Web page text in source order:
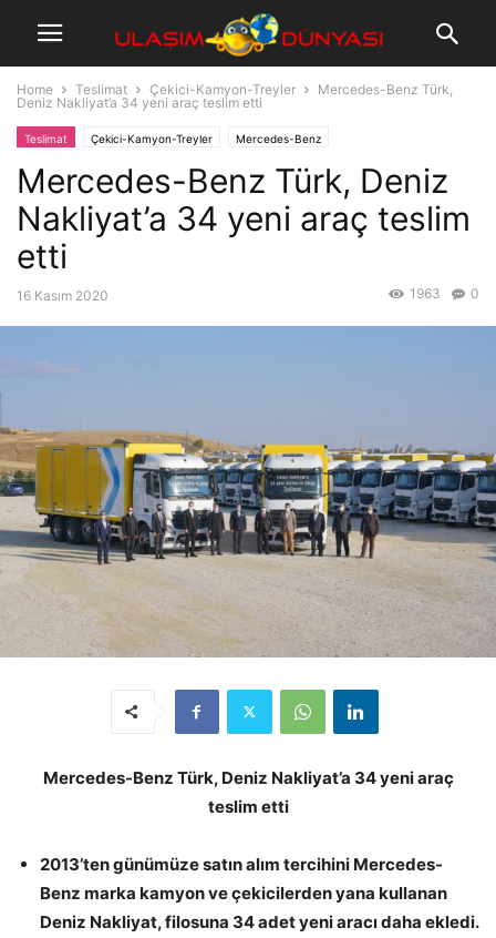
Home Teslimat Çekici-Kamyon-Treyler
Mercedes-Benz Türk,
Deniz Nakliyat’a 34 yeni araç teslim etti
Teslimat Çekici-Kamyon-Treyler Mercedes-Benz
Mercedes-Benz Türk, Deniz
Nakliyat’a 34 yeni araç teslim
etti
16 Kasım 2020 0
1963
Mercedes-Benz Türk, Deniz Nakliyat’a 34 yeni araç
teslim etti
2013’ten günümüze satın alım tercihini Mercedes-
Benz marka kamyon ve çekicilerden yana kullanan
Deniz Nakliyat, filosuna 34 adet yeni aracı daha ekledi.